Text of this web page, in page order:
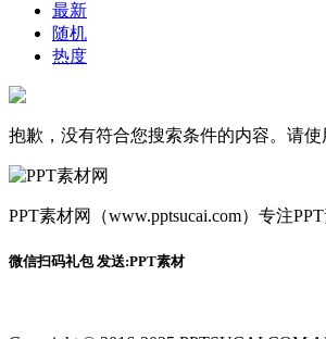
最新
随机
热度
抱歉，没有符合您搜索条件的内容。请使
PPT素材网（www.pptsucai.com）专注
微信扫码礼包 发送:PPT素材